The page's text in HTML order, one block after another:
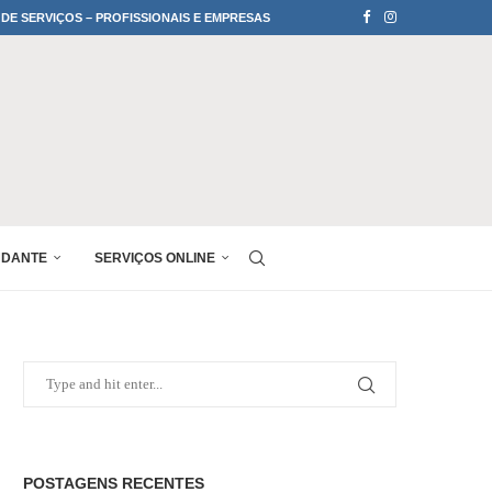
SERVIÇOS – PROFISSIONAIS E EMPRESAS
SERVIÇOS ONLINE
POSTAGENS RECENTES